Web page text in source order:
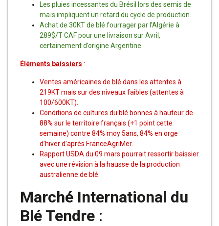
Les pluies incessantes du Brésil lors des semis de
maïs impliquent un retard du cycle de production.
Achat de 30KT de blé fourrager par l’Algérie à
289$/T CAF pour une livraison sur Avril,
certainement d’origine Argentine.
Éléments baissiers :
Ventes américaines de blé dans les attentes à
219KT mais sur des niveaux faibles (attentes à
100/600KT).
Conditions de cultures du blé bonnes à hauteur de
88% sur le territoire français (+1 point cette
semaine) contre 84% moy 5ans, 84% en orge
d’hiver d’après FranceAgriMer.
Rapport USDA du 09 mars pourrait ressortir baissier
avec une révision à la hausse de la production
australienne de blé.
Marché International du
Blé Tendre :